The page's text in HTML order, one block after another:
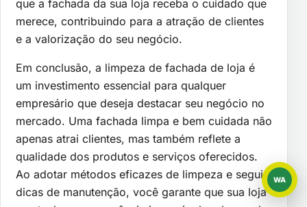
que a fachada da sua loja receba o cuidado que
merece, contribuindo para a atração de clientes
e a valorização do seu negócio.
Em conclusão, a limpeza de fachada de loja é
um investimento essencial para qualquer
empresário que deseja destacar seu negócio no
mercado. Uma fachada limpa e bem cuidada não
apenas atrai clientes, mas também reflete a
qualidade dos produtos e serviços oferecidos.
Ao adotar métodos eficazes de limpeza e seguir
dicas de manutenção, você garante que sua loja
WA